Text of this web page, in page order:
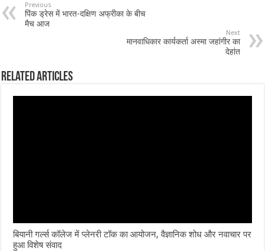
Previous
पिंक ड्रेस में भारत-दक्षिण अफ्रीका के बीच
मैच आज
Next
मानवाधिकार कार्यकर्ता अस्मा जहांगीर का
देहांत
Related Articles
बियानी गर्ल्स कॉलेज में प्लेनरी टॉक का आयोजन, वैज्ञानिक शोध और नवाचार पर
हुआ विशेष संवाद